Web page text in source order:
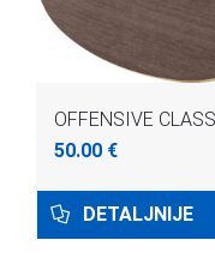
OFFENSIVE
50.00 €
DETALJNIJE